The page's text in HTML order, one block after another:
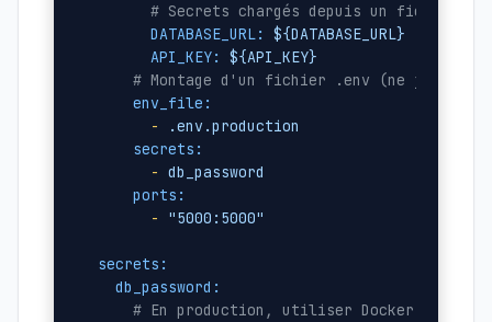
# Secrets chargés depuis un fichier
DATABASE_URL:
${DATABASE_URL}
API_KEY:
${API_KEY}
# Montage d'un fichier .env (ne jamais
env_file:
-
.env.production
secrets:
- db_password
ports:
-
"5000:5000"
secrets:
db_password:
# En production, utiliser Docker Swarm